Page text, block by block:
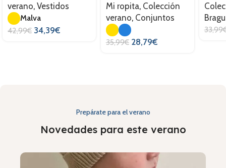
verano, Vestidos
Malva
42,99€ 34,39€
Mi ropita, Colección
verano, Conjuntos
35,99€ 28,79€
33,99
Prepárate para el verano
Novedades para este verano